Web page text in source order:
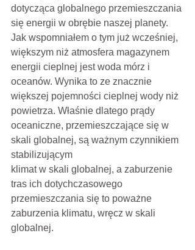
dotycząca globalnego przemieszczania
się energii w obrębie naszej planety.
Jak wspomniałem o tym już wcześniej,
większym niż atmosfera magazynem
energii cieplnej jest woda mórz i
oceanów. Wynika to ze znacznie
większej pojemności cieplnej wody niż
powietrza. Właśnie dlatego prądy
oceaniczne, przemieszczające się w
skali globalnej, są ważnym czynnikiem
stabilizującym
klimat w skali globalnej, a zaburzenie
tras ich dotychczasowego
przemieszczania się to poważne
zaburzenia klimatu, wręcz w skali
globalnej.